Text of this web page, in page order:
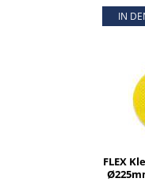
IN
FLEX